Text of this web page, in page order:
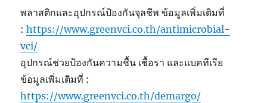
พลาสติกและอุปกรณ์ป้องกันจุลชีพ ข้อมูลเพิ่มเติมที่
:https://www.greenvci.co.th/antimicrobial-
vci/
อุปกรณ์ช่วยป้องกันความชื้น เชื้อรา และแบคทีเรีย
ข้อมูลเพิ่มเติมที่ :
https://www.greenvci.co.th/demargo/